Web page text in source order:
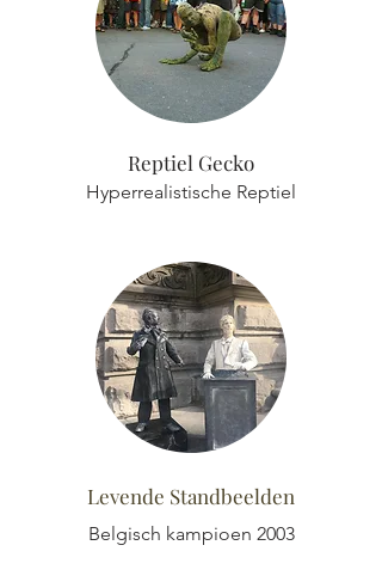
Reptiel Gecko
Hyperrealistische Reptiel
Levende Standbeelden
Belgisch kampioen 2003